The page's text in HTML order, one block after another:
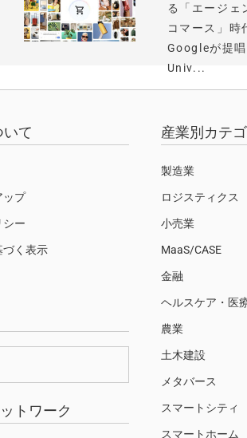
る「エージェ
コマース」時
Googleが提
Univ...
いて
ップ
シー
づく表示
トワーク
産業別カテ
製造業
ロジスティクス
小売業
MaaS/CASE
金融
ヘルスケア・医
農業
土木建設
メタバース
スマートシティ
スマートホーム